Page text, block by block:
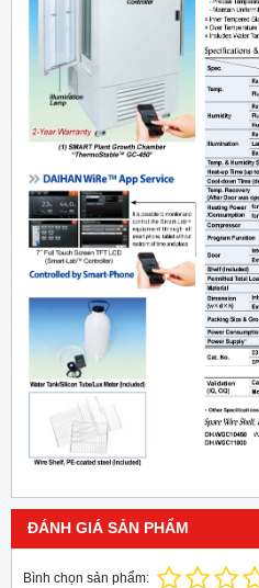
ĐÁNH GIÁ SẢN PHẨM
Bình chọn sản phẩm: